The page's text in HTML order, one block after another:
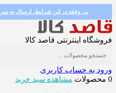
بی وفقه در این شرایط، ارسال به
فروشگاه اینترنتی قاصد کالا
ورود به حساب کاربری
0 محصولات
مشاهده سبد خرید